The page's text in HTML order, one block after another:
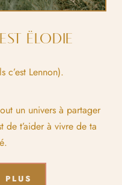
ËLODIE
c’est Lennon).
un univers à partager
t’aider à vivre de ta
PLUS